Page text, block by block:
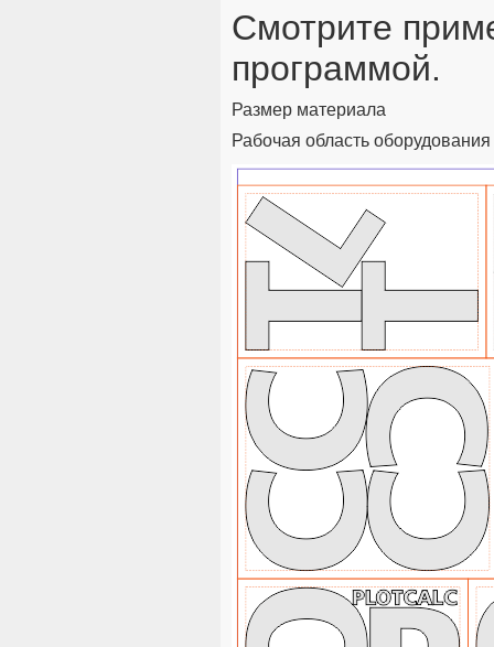
Смотрите
программой.
Размер материала
Рабочая область